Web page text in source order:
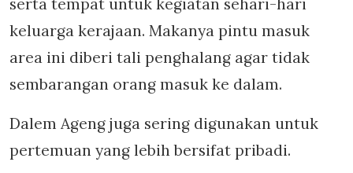
keluarga kerajaan. Makanya pintu masuk
area ini diberi tali penghalang agar tidak
sembarangan orang masuk ke dalam.
Dalem Ageng juga sering digunakan untuk
pertemuan yang lebih bersifat pribadi.